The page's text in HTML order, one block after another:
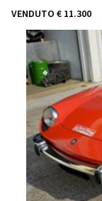
VENDUTO € 11.300